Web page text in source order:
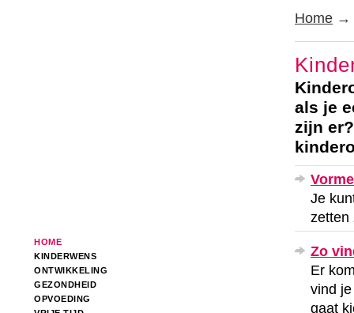
HOME
KINDERWENS
ONTWIKKELING
GEZONDHEID
OPVOEDING
Home →
als je
zijn
Je
zetten
Zo
Er
vind
gaat